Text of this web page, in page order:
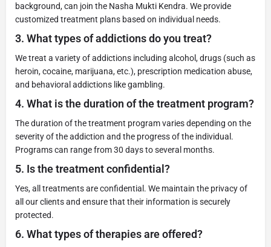
background, can join the Nasha Mukti Kendra. We provide
customized treatment plans based on individual needs.
3. What types of addictions do you treat?
We treat a variety of addictions including alcohol, drugs (such as
heroin, cocaine, marijuana, etc.), prescription medication abuse,
and behavioral addictions like gambling.
4. What is the duration of the treatment program?
The duration of the treatment program varies depending on the
severity of the addiction and the progress of the individual.
Programs can range from 30 days to several months.
5. Is the treatment confidential?
Yes, all treatments are confidential. We maintain the privacy of
all our clients and ensure that their information is securely
protected.
6. What types of therapies are offered?